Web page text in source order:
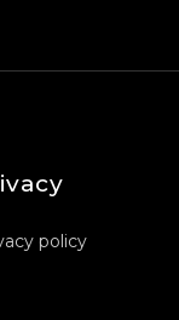
policy